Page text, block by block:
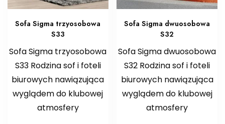
Sofa Sigma trzyosobowa
S33
Sofa Sigma trzyosobowa
S33 Rodzina sof i foteli
biurowych nawiązująca
wyglądem do klubowej
atmosfery
Sofa Sigma dwuosobowa
S32
Sofa Sigma dwuosobowa
S32 Rodzina sof i foteli
biurowych nawiązująca
wyglądem do klubowej
atmosfery